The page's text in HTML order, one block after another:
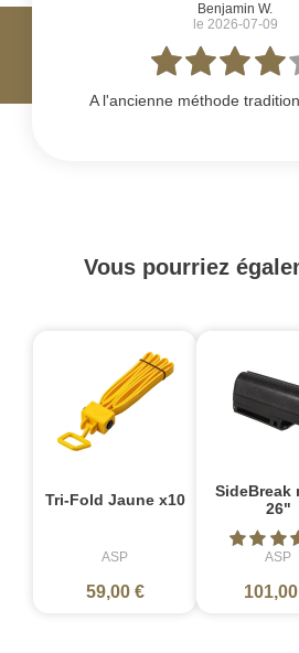
Benjamin W.
le 2026-07-09
A l'ancienne méthode
Vous pourriez
Tri-Fold Jaune x10
ASP
59,00 €
SideBreak
26"
ASP